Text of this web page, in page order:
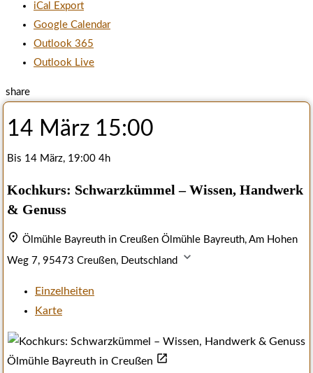
iCal Export
Google Calendar
Outlook 365
Outlook Live
share
14 März 15:00
Bis 14 März, 19:00 4h
Kochkurs: Schwarzkümmel – Wissen, Handwerk
& Genuss
Ölmühle Bayreuth in Creußen Ölmühle Bayreuth, Am Hohen
Weg 7, 95473 Creußen, Deutschland
Einzelheiten
Karte
Ölmühle Bayreuth in Creußen